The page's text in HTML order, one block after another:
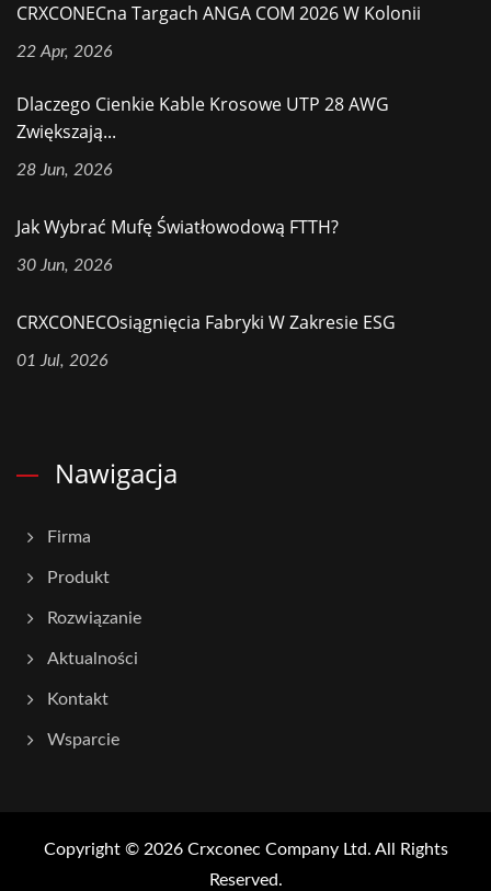
CRXCONECna Targach ANGA COM 2026 W Kolonii
22 Apr, 2026
Dlaczego Cienkie Kable Krosowe UTP 28 AWG
Zwiększają...
28 Jun, 2026
Jak Wybrać Mufę Światłowodową FTTH?
30 Jun, 2026
CRXCONECOsiągnięcia Fabryki W Zakresie ESG
01 Jul, 2026
Nawigacja
Firma
Produkt
Rozwiązanie
Aktualności
Kontakt
Wsparcie
Copyright © 2026 Crxconec Company Ltd. All Rights
Reserved.